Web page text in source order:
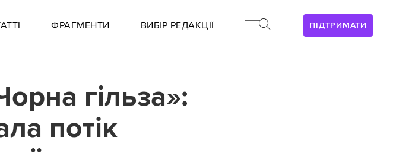
ПІДТРИМАТИ
ФРАГМЕНТИ ВИБІР РЕДАКЦІЇ
гільза»:
потік